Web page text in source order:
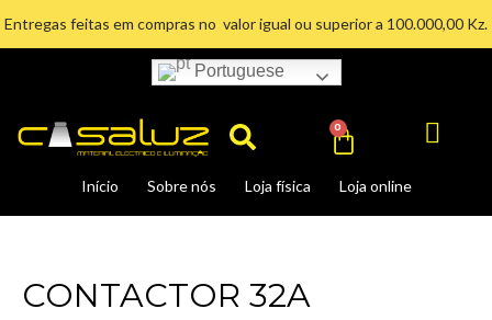
Entregas feitas em compras no valor igual ou superior a 100.000,00 Kz.
Portuguese
Search
Início Sobre nós Loja física Loja online
0
CONTACTOR 32A
quantidade